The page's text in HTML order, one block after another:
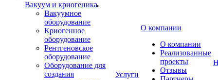
Вакуум и криогеника
Вакуумное
оборудование
Криогенное
оборудование
Рентгеновское
оборудование
Оборудование для
создания
Услуги
О компании
О компании
Реализованные
проекты
Отзывы